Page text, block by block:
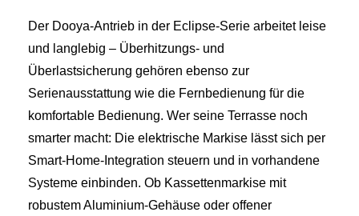
Der Dooya-Antrieb in der Eclipse-Serie arbeitet leise
und langlebig – Überhitzungs- und
Überlastsicherung gehören ebenso zur
Serienausstattung wie die Fernbedienung für die
komfortable Bedienung. Wer seine Terrasse noch
smarter macht: Die elektrische Markise lässt sich per
Smart-Home-Integration steuern und in vorhandene
Systeme einbinden. Ob Kassettenmarkise mit
robustem Aluminium-Gehäuse oder offener